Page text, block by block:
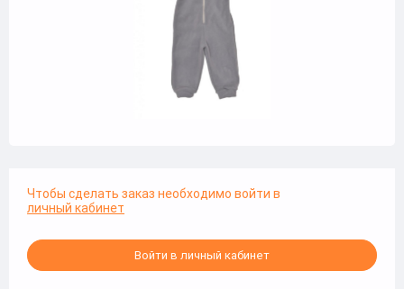
Чтобы сделать заказ необходимо войти в
личный кабинет
Войти в личный кабинет